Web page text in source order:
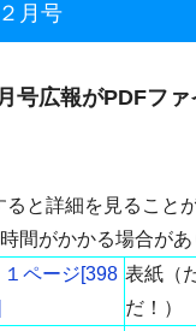
月号
号広報がPDFフ
ると詳細を見ること
間がかかる場合があ
ページ[398 表紙（
だ！）